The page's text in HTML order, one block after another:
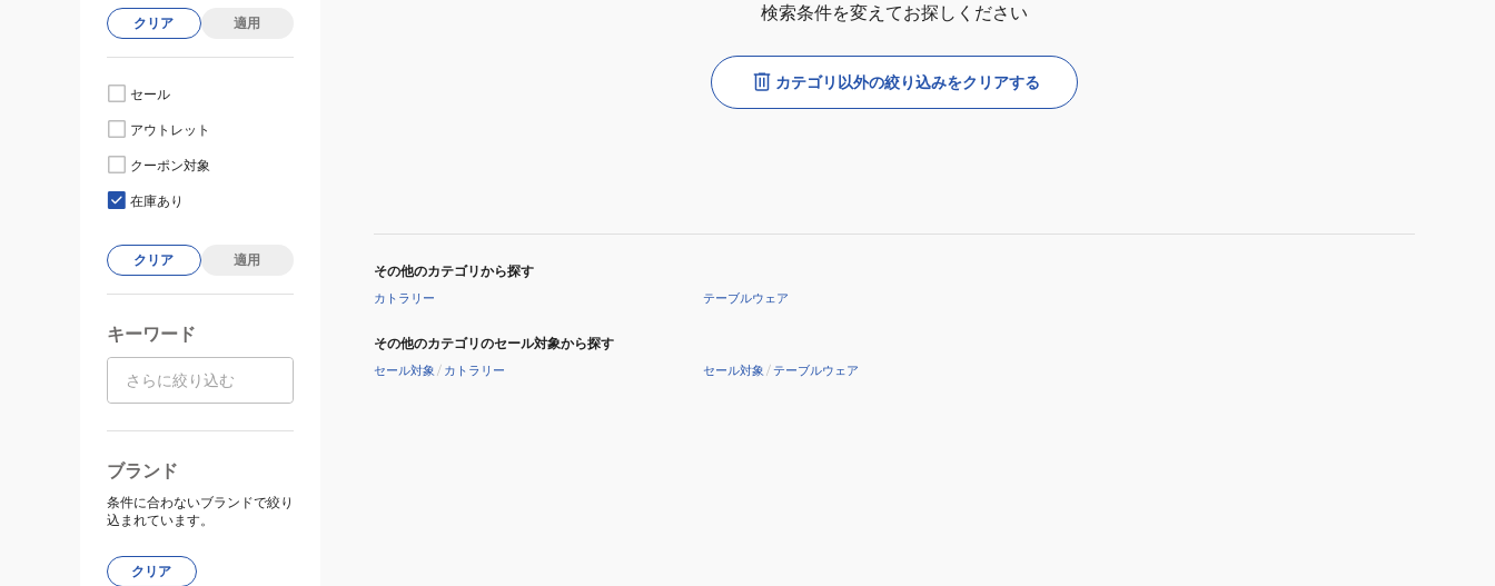
検索条件を変えてお探しください
カテゴリ以外の絞り込みをクリアする
その他のカテゴリから探す
カトラリー テーブルウェア
その他のカテゴリのセール対象から探す
セール対象 / カトラリー セール対象 /テーブルウェア
クリア 適用
セール
アウトレット
クーポン対象
在庫あり
クリア 適用
キーワード
ブランド
条件に合わないブランドで絞り
込まれています。
クリア